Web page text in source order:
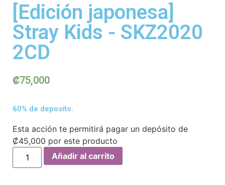
[Edición japonesa]
Stray Kids - SKZ2020
2CD
₡75,000
60% de deposito:
Esta acción te permitirá pagar un depósito de
₡45,000 por este producto
Añadir al carrito